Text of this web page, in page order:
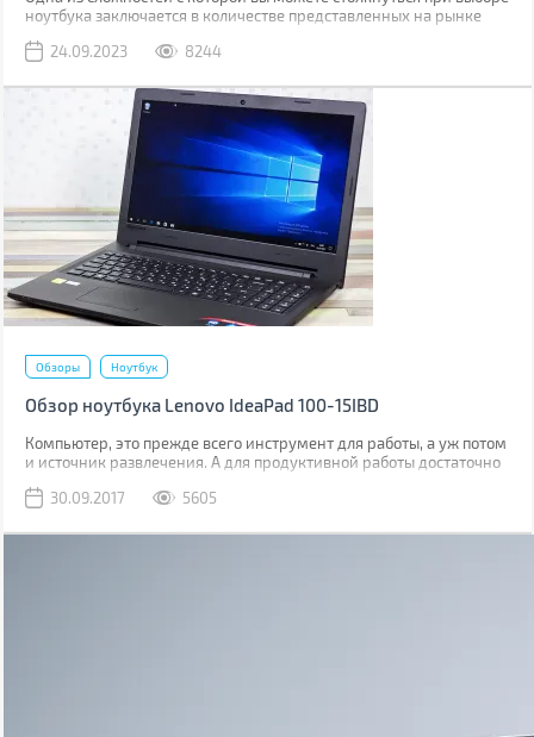
ноутбука заключается в количестве представленных на рынке
интересовались изменениями в ассортименте, то довольно
24.09.2023 8244
Обзоры Ноутбук
Обзор ноутбука Lenovo IdeaPad 100-15IBD
Компьютер, это прежде всего инструмент для работы, а уж потом
и источник развлечения. А для продуктивной работы достаточно
офисе, так и в командировке или на парах в институте. Именно
30.09.2017 5605